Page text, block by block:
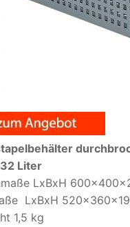
Liter
LxBxH
LxBxH
1,5 kg